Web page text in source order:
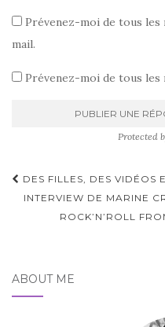
Prévenez-moi de tous les
mail.
Prévenez-moi de tous les
Protected
Pagination
d'article
DES FILLES, DES VIDÉOS
INTERVIEW DE MARINE
ROCK’N’ROLL
ABOUT ME